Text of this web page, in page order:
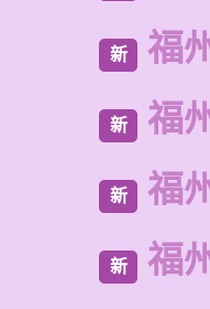
新 福
新 福
新 福
新 福